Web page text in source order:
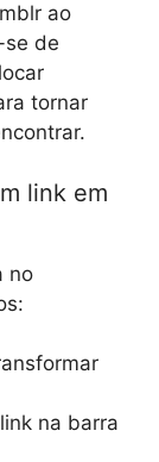
ao
se de
tornar
link em
no
na barra